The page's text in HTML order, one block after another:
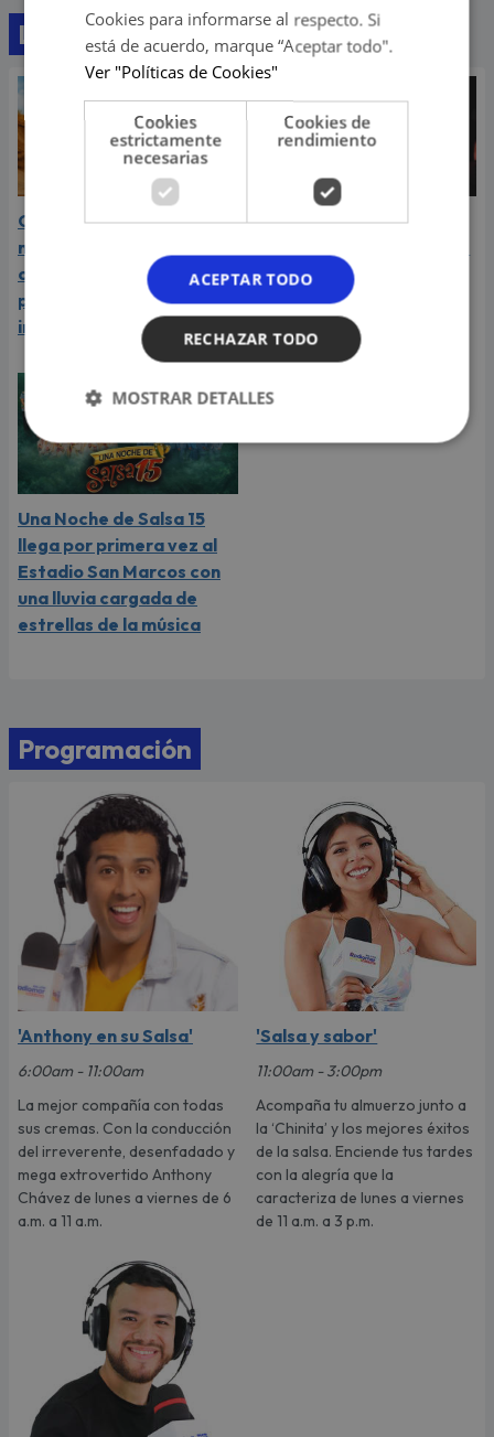
Lo último
Carín León atraviesa el
mejor momento de su
carrera y llega a Lima en
plena consagración
internacional
Daniela Darcourt, Masiel
la salsa le expresaron su
apoyo a Naldy Saldaña
Una Noche de Salsa 15
llega por primera vez al
Estadio San Marcos con
una lluvia cargada de
estrellas de la música
Programación
'Anthony en su Salsa'
6:00am - 11:00am
La mejor compañía con todas
sus cremas. Con la conducción
del irreverente, desenfadado y
mega extrovertido Anthony
Chávez de lunes a viernes de 6
a.m. a 11 a.m.
'Salsa y sabor'
11:00am - 3:00pm
Acompaña tu almuerzo junto a
la ‘Chinita’ y los mejores éxitos
de la salsa. Enciende tus tardes
con la alegría que la
caracteriza de lunes a viernes
de 11 a.m. a 3 p.m.
Cookies para informarse al respecto. Si
está de acuerdo, marque “Aceptar todo".
Ver "Políticas de Cookies"
Cookies
estrictamente
necesarias
Cookies de
rendimiento
ACEPTAR TODO
RECHAZAR TODO
MOSTRAR DETALLES